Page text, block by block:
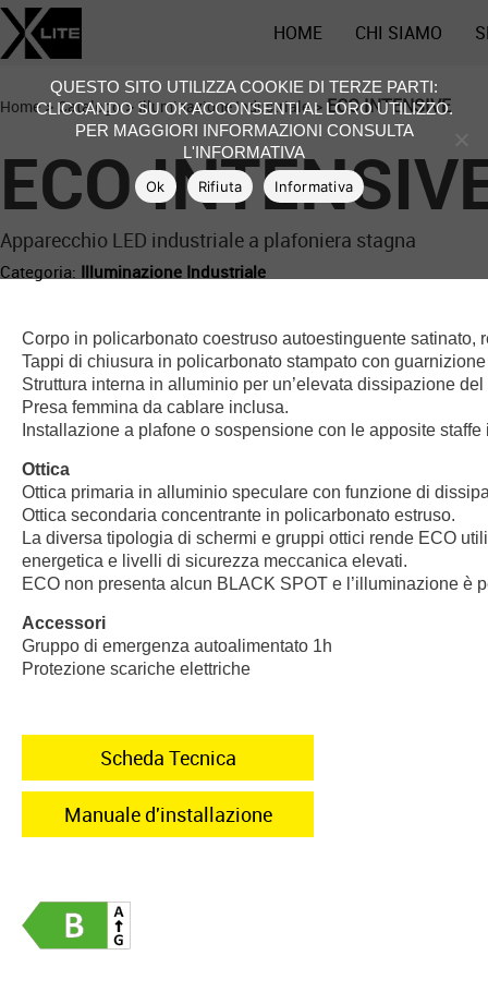
HOME CHI SIAMO
Home> Catalogo> Illuminazione Industriale>ECO INTENSIVE
ECO
Apparecchio LED industriale a plafoniera stagna
Categoria: Illuminazione Industriale
Corpo in policarbonato coestruso autoestinguente satinato,
Tappi di chiusura in policarbonato stampato con
Struttura interna in alluminio per un’elevata dissipazione
Presa femmina da cablare inclusa.
Installazione a plafone o sospensione con le apposite
Ottica
Ottica primaria in alluminio speculare con funzione di
Ottica secondaria concentrante in policarbonato estruso.
La diversa tipologia di schermi e gruppi ottici rende ECO
energetica e livelli di sicurezza meccanica elevati.
ECO non presenta alcun BLACK SPOT e l’illuminazione è
Accessori
Gruppo di emergenza autoalimentato 1h
Protezione scariche elettriche
Scheda Tecnica
Manuale d'installazione
QUESTO SITO UTILIZZA COOKIE DI TERZE PARTI:
CLICCANDO SU OK ACCONSENTI AL LORO UTILIZZO.
PER MAGGIORI INFORMAZIONI CONSULTA
L'INFORMATIVA
Ok Rifiuta Informativa